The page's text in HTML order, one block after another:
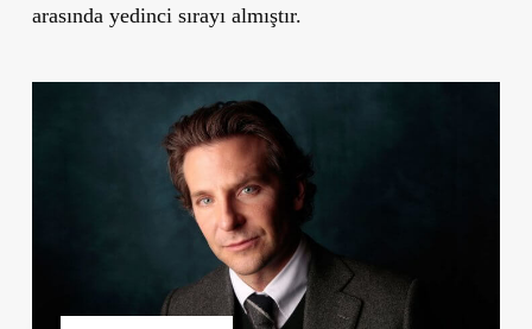
arasında yedinci sırayı almıştır.